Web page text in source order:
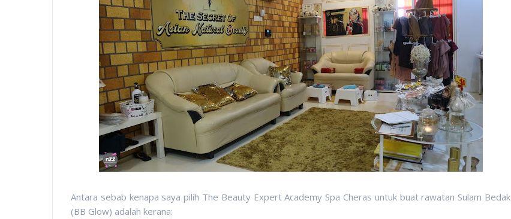
Antara sebab kenapa saya pilih The Beauty Expert Academy Spa Cheras untuk buat rawatan Sulam Bedak
(BB Glow) adalah kerana: